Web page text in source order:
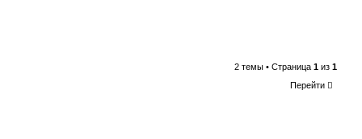
2 темы • Страница 1 из 1
Перейти